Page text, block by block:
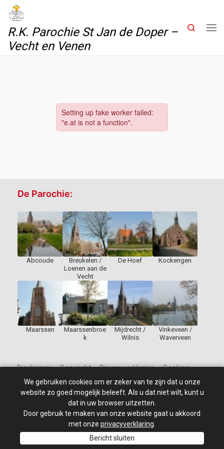
Skip to content
R.K. Parochie St Jan de Doper –
Vecht en Venen
Search
De Parochie:
Abcoude
Breukelen /
Loenen aan de
Vecht
De Hoef Kockengen
Maarssen
Maarssenbroe
k
Mijdrecht /
Wilnis
Vinkeveen /
Waverveen
Disclaimer – Copyright – Privacyverklaring – Cookies
© 2010 - 2026 St Jan de Doper – Alle rechten voorbehouden.
Site ontwikkeld door: PixelBroeder - Website realisatie door
MKSHOP
We gebruiken cookies om er zeker van te zijn dat u onze
website zo goed mogelijk beleeft. Als u dat niet wilt, kunt u
dat in uw browser uitzetten.
Door gebruik te maken van onze website gaat u akkoord
met onze privacyverklaring
Bericht sluiten